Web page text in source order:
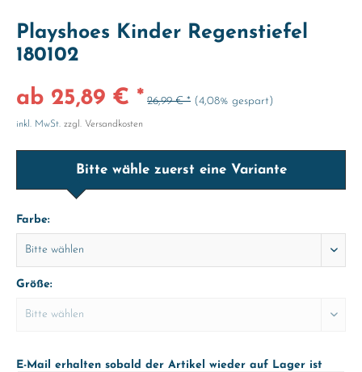
Playshoes Kinder Regenstiefel
180102
ab 25,89 € * 26,99 € * (4,08% gespart)
inkl. MwSt. zzgl. Versandkosten
Bitte wähle zuerst eine Variante
Farbe:
Größe:
E-Mail erhalten sobald der Artikel wieder auf Lager ist